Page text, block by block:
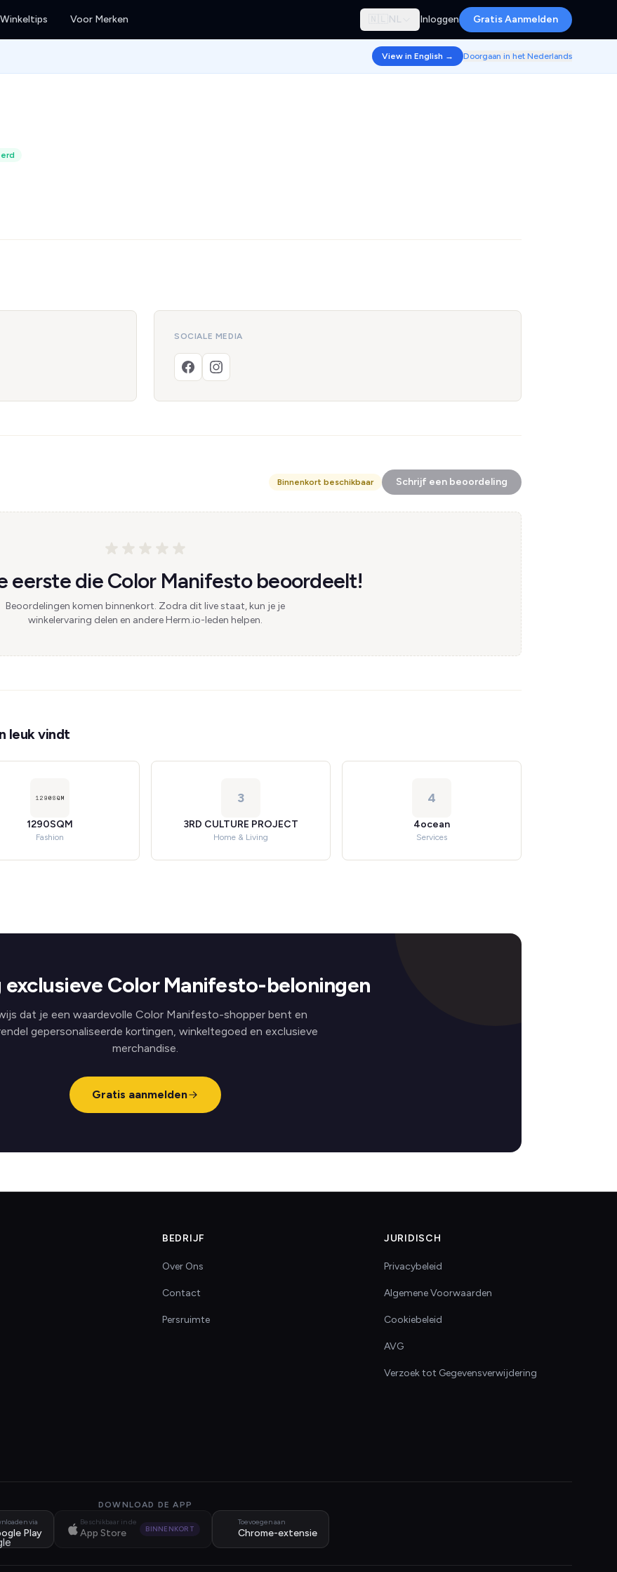
Winkeltips Voor Merken 🇳🇱 NL Inloggen Gratis Aanmelden
View in English → Doorgaan in het Nederlands
SOCIALE MEDIA
Binnenkort beschikbaar Schrijf een beoordeling
eerste die Color Manifesto beoordeelt!
Beoordelingen komen binnenkort. Zodra dit live staat, kun je je
winkelervaring delen en andere Herm.io-leden helpen.
leuk vindt
1290SQM
Fashion
3
3RD CULTURE PROJECT
Home & Living
4
4ocean
Services
exclusieve Color Manifesto-beloningen
dat je een waardevolle Color Manifesto-shopper bent en
gepersonaliseerde kortingen, winkeltegoed en exclusieve
merchandise.
Gratis aanmelden
BEDRIJF
Over Ons
Contact
Persruimte
JURIDISCH
Privacybeleid
Algemene Voorwaarden
Cookiebeleid
AVG
Verzoek tot Gegevensverwijdering
DOWNLOAD DE APP
via
Play
Beschikbaar in de
App Store BINNENKORT
Toevoegen aan
Chrome-extensie